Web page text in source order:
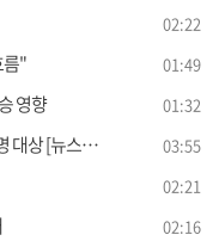
02:22
름" 01:49
영향 01:32
[뉴스의 맥] 03:55
02:21
02:16